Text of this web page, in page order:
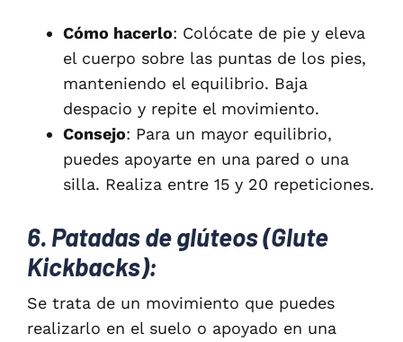
Cómo hacerlo: Colócate de pie y eleva
el cuerpo sobre las puntas de los pies,
manteniendo el equilibrio. Baja
despacio y repite el movimiento.
Consejo: Para un mayor equilibrio,
puedes apoyarte en una pared o una
silla. Realiza entre 15 y 20 repeticiones.
6. Patadas de glúteos (Glute
Kickbacks):
Se trata de un movimiento que puedes
realizarlo en el suelo o apoyado en una